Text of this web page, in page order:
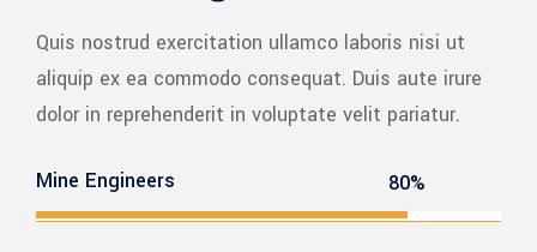
Quis nostrud exercitation ullamco laboris nisi ut
aliquip ex ea commodo consequat. Duis aute irure
dolor in reprehenderit in voluptate velit pariatur.
Mine Engineers 80%